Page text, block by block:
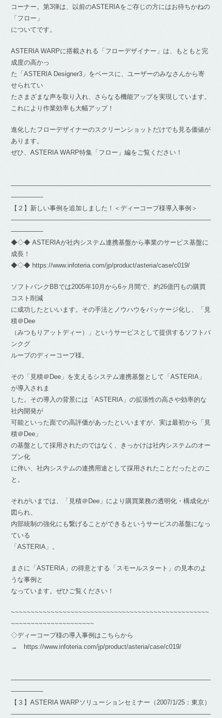
コーナー。第3弾は、以前のASTERIAをご存じの方にはお待ちかねの
「フロー」
についてです。
ASTERIA WARPに搭載される「フローデザイナー」は、もともと完
成度の高かっ
た「ASTERIA Designer3」をベースに、ユーザーのみなさんから寄
せられてい
たさまざまな声を取り入れ、さらなる機能アップを実現しています。
これにより作業効率も大幅アップ！
進化したフローデザイナーのスクリーンショットだけでも見る価値が
あります。
ぜひ、ASTERIA WARP特集「フロー」編をご覧ください！
―――――――――――――――――――――――――――――――
―――――
【２】新しい事例を追加しました！＜ディーコープ様導入事例＞
―――――――――――――――――――――――――――――――
―――――
◆◇◆ ASTERIAが社内システム連携基盤から事業のサービス基盤に
成長！
◆◇◆ https://www.infoteria.com/jp/product/asteria/case/c019/
ソフトバンクBBでは2005年10月から6ヶ月間で、約26億円もの購買
コスト削減
に成功したといいます。その手法とノウハウをパッケージ化し、「見
積＠Dee
（みつもりアットディー）」というサービスとして提供するソフトバ
ンクグ
ループのディーコープ様。
その「見積＠Dee」を支えるシステム連携基盤として「ASTERIA」
が導入されま
した。その導入の背景には「ASTERIA」の拡張性の高さや効率的な
社内開発が
可能といった面での高評価があったといいますが、実は最初から「見
積＠Dee」
の基盤として採用されたのではなく、きっかけは社内システムのオー
プン化
に伴い、社内システムの連携用途として採用されたことだったとのこ
と。
それがいまでは、「見積＠Dee」により購買業務の透明化・構成化が
図られ、
内部統制の強化にも繋げることができるというサービスの基盤になっ
ている
「ASTERIA」。
まさに「ASTERIA」の得意とする「スモールスタート」の見本のよ
うな事例と
なっています。ぜひご覧ください！
~~~~~~~~~~~~~~~~~~~~~~~~~~~~~~~~~~~~~~~~~~~~~~~~~~
~~~~~~~~~~~~~~~~~~~~~
◇ディーコープ様の導入事例はこちらから
→ https://www.infoteria.com/jp/product/asteria/case/c019/
―――――――――――――――――――――――――――――――
―――――
【３】ASTERIA WARPソリューションセミナー（2007/1/25：東京）
―――――――――――――――――――――――――――――――